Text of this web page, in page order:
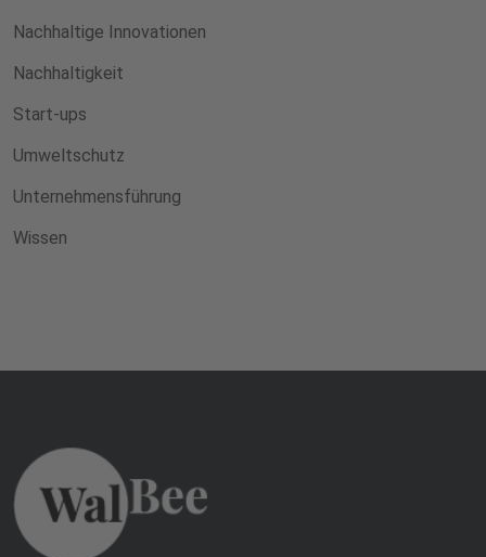
Nachhaltige Innovationen
Nachhaltigkeit
Start-ups
Umweltschutz
Unternehmensführung
Wissen